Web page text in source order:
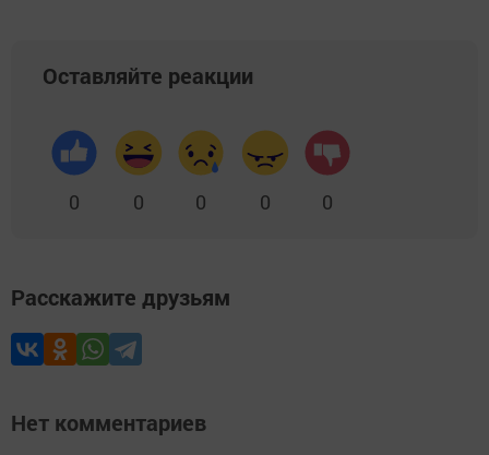
Оставляйте реакции
0 0 0 0 0
Расскажите друзьям
Нет комментариев